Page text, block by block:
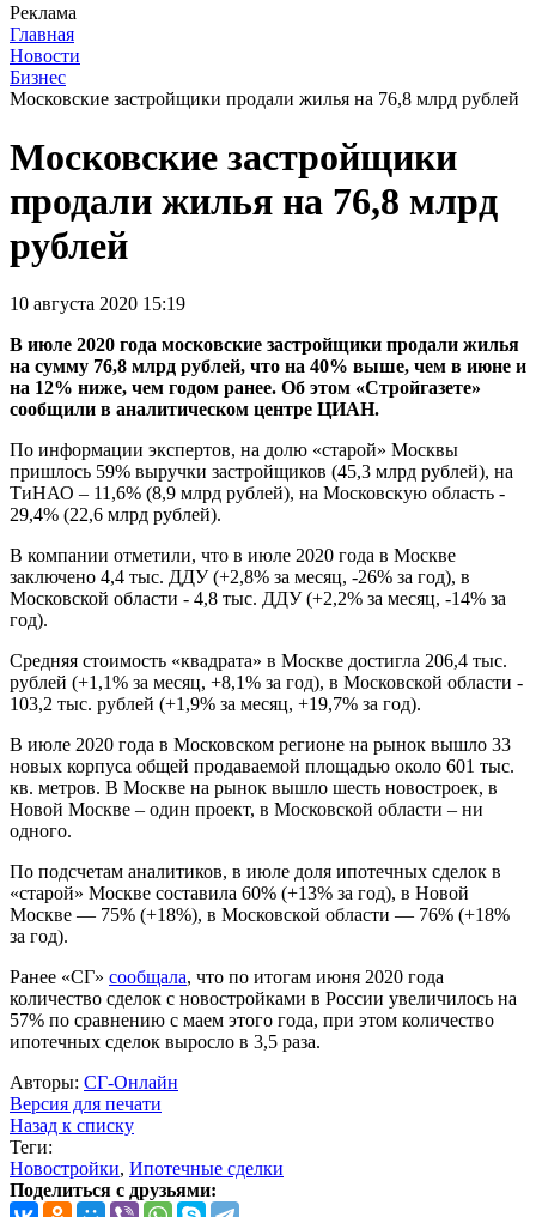
Реклама
Главная
Новости
Бизнес
Московские застройщики продали жилья на 76,8 млрд рублей
Московские застройщики
продали жилья на 76,8 млрд
рублей
10 августа 2020 15:19
В июле 2020 года московские застройщики продали жилья
на сумму 76,8 млрд рублей, что на 40% выше, чем в июне и
на 12% ниже, чем годом ранее. Об этом «Стройгазете»
сообщили в аналитическом центре ЦИАН.
По информации экспертов, на долю «старой» Москвы
пришлось 59% выручки застройщиков (45,3 млрд рублей), на
ТиНАО – 11,6% (8,9 млрд рублей), на Московскую область -
29,4% (22,6 млрд рублей).
В компании отметили, что в июле 2020 года в Москве
заключено 4,4 тыс. ДДУ (+2,8% за месяц, -26% за год), в
Московской области - 4,8 тыс. ДДУ (+2,2% за месяц, -14% за
год).
Средняя стоимость «квадрата» в Москве достигла 206,4 тыс.
рублей (+1,1% за месяц, +8,1% за год), в Московской области -
103,2 тыс. рублей (+1,9% за месяц, +19,7% за год).
В июле 2020 года в Московском регионе на рынок вышло 33
новых корпуса общей продаваемой площадью около 601 тыс.
кв. метров. В Москве на рынок вышло шесть новостроек, в
Новой Москве – один проект, в Московской области – ни
одного.
По подсчетам аналитиков, в июле доля ипотечных сделок в
«старой» Москве составила 60% (+13% за год), в Новой
Москве — 75% (+18%), в Московской области — 76% (+18%
за год).
Ранее «СГ» сообщала, что по итогам июня 2020 года
количество сделок с новостройками в России увеличилось на
57% по сравнению с маем этого года, при этом количество
ипотечных сделок выросло в 3,5 раза.
Авторы: СГ-Онлайн
Версия для печати
Назад к списку
Теги:
Новостройки, Ипотечные сделки
Поделиться с друзьями: